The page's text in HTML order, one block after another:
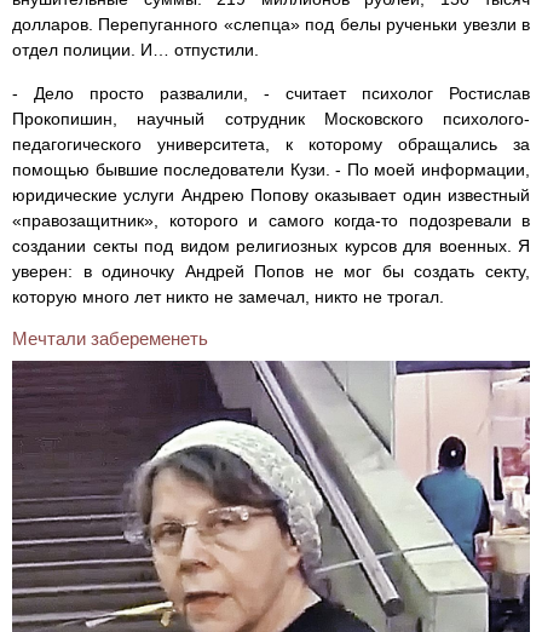
долларов. Перепуганного «слепца» под белы рученьки увезли в
отдел полиции. И… отпустили.
- Дело просто развалили, - считает психолог Ростислав
Прокопишин, научный сотрудник Московского психолого-
педагогического университета, к которому обращались за
помощью бывшие последователи Кузи. - По моей информации,
юридические услуги Андрею Попову оказывает один известный
«правозащитник», которого и самого когда-то подозревали в
создании секты под видом религиозных курсов для военных. Я
уверен: в одиночку Андрей Попов не мог бы создать секту,
которую много лет никто не замечал, никто не трогал.
Мечтали забеременеть